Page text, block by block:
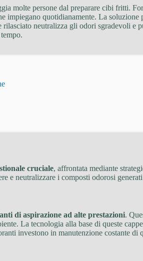
molte persone dal preparare cibi fritti.
impiegano quotidianamente. La soluzione
rilasciato neutralizza gli odori sgradevoli e
cruciale, affrontata mediante
e neutralizzare i composti odorosi
di aspirazione ad alte prestazioni.
La tecnologia alla base di queste
investono in manutenzione costante